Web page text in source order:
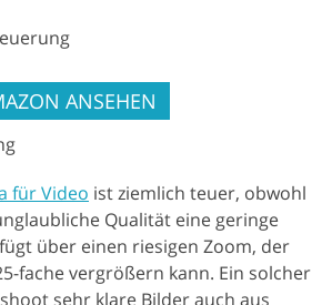
ANSEHEN
für Video ist ziemlich teuer, obwohl
Qualität eine geringe
über einen riesigen Zoom, der
fache vergrößern kann. Ein solcher
sehr klare Bilder auch aus